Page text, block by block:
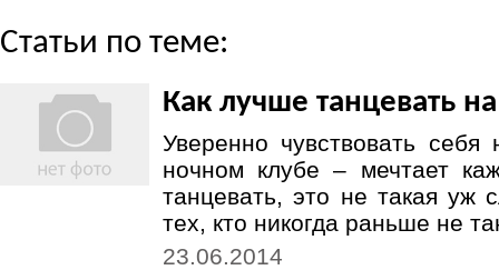
Статьи по теме:
Как лучше танцевать
Уверенно чувствовать себя
ночном клубе – мечтает
танцевать, это не такая уж
тех, кто никогда раньше не
23.06.2014